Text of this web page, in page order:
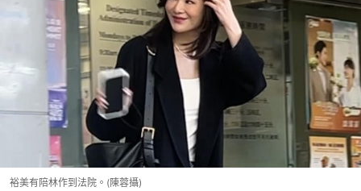
裕美有陪林作到法院。(陳蓉攝)